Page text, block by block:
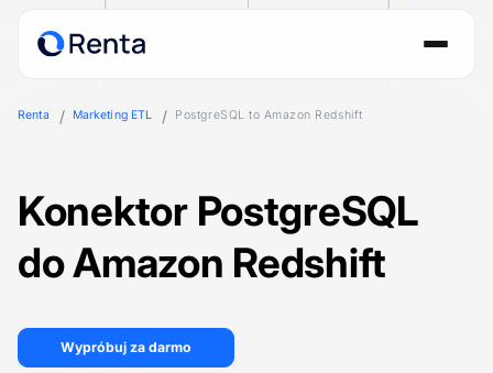
Renta Marketing ETL PostgreSQL to Amazon Redshift
Konektor PostgreSQL
do Amazon Redshift
Wypróbuj za darmo